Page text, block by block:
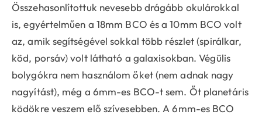
Összehasonlítottuk nevesebb drágább okulárokkal
is, egyértelműen a 18mm BCO és a 10mm BCO volt
az, amik segítségével sokkal több részlet (spirálkar,
köd, porsáv) volt látható a galaxisokban. Végülis
bolygókra nem használom őket (nem adnak nagy
nagyítást), még a 6mm-es BCO-t sem. Őt planetáris
ködökre veszem elő szívesebben. A 6mm-es BCO